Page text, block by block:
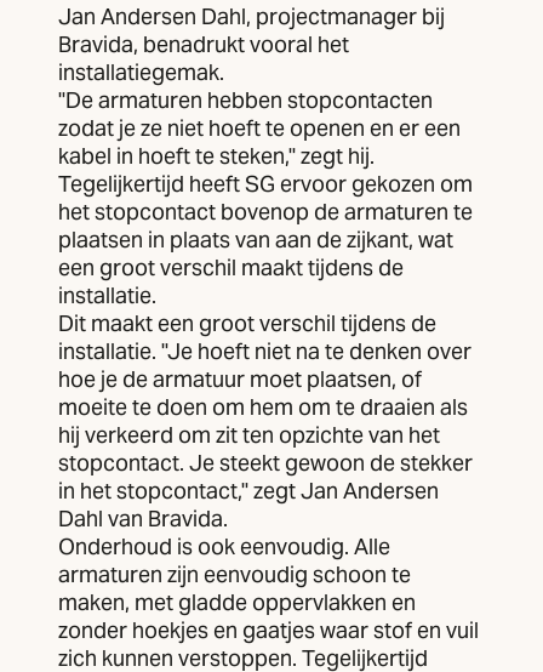
Jan Andersen Dahl, projectmanager bij
Bravida, benadrukt vooral het
installatiegemak.
"De armaturen hebben stopcontacten
zodat je ze niet hoeft te openen en er een
kabel in hoeft te steken," zegt hij.
Tegelijkertijd heeft SG ervoor gekozen om
het stopcontact bovenop de armaturen te
plaatsen in plaats van aan de zijkant, wat
een groot verschil maakt tijdens de
installatie.
Dit maakt een groot verschil tijdens de
installatie. "Je hoeft niet na te denken over
hoe je de armatuur moet plaatsen, of
moeite te doen om hem om te draaien als
hij verkeerd om zit ten opzichte van het
stopcontact. Je steekt gewoon de stekker
in het stopcontact," zegt Jan Andersen
Dahl van Bravida.
Onderhoud is ook eenvoudig. Alle
armaturen zijn eenvoudig schoon te
maken, met gladde oppervlakken en
zonder hoekjes en gaatjes waar stof en vuil
zich kunnen verstoppen. Tegelijkertijd